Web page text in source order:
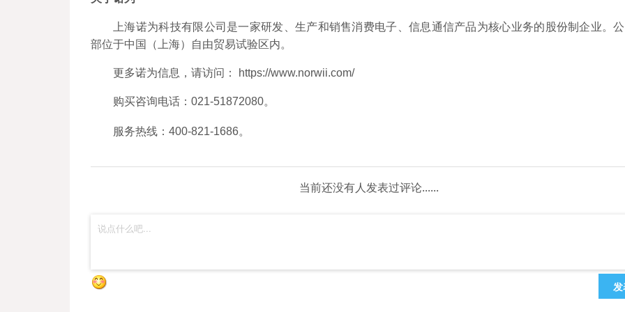
上海诺为科技有限公司是一家研发、生产和销售消费电子、信息通信产品为核心业务的股份制企业。
部位于中国（上海）自由贸易试验区内。
更多诺为信息，请访问： https://www.norwii.com/
购买咨询电话：021-51872080。
服务热线：400-821-1686。
当前还没有人发表过评论......